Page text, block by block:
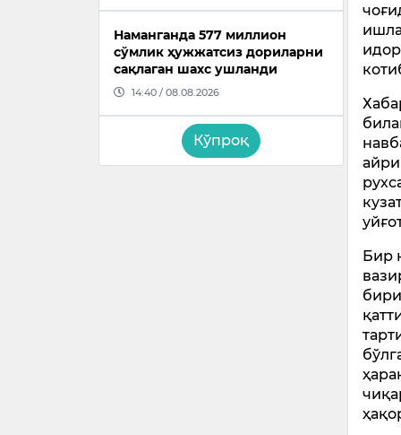
Наманганда 577 миллион
сўмлик ҳужжатсиз дориларни
сақлаган шахс ушланди
14:40 / 08.08.2026
Кўпроқ
Бир